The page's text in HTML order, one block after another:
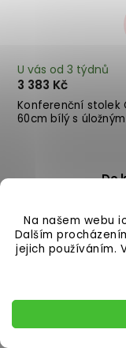
Na našem webu
Dalším
jejich používáním.
Konferenční stolek
60cm bílý s úložným
U vás od 3 týdnů
3 383 Kč
Do